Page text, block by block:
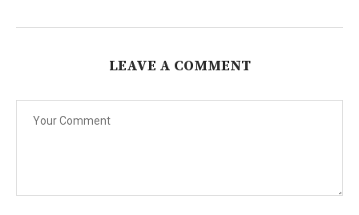
LEAVE A COMMENT